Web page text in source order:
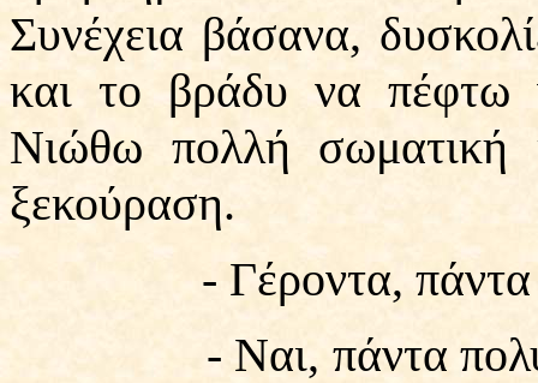
Συνέχεια βάσανα,
και το βράδυ να πέφτω
Νιώθω πολλή σωματική
ξεκούραση.
- Γέροντα, πάντα
- Ναι, πάντα πολύ